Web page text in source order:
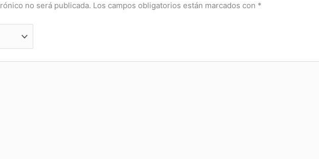
no será publicada. Los campos obligatorios están marcados con *